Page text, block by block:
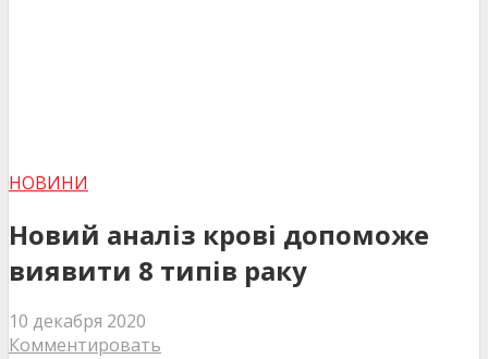
НОВИНИ
Новий аналіз крові допоможе
виявити 8 типів раку
10 декабря 2020
Комментировать